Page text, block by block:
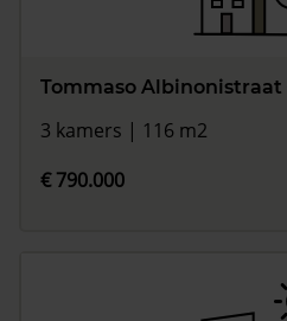
Tommaso Albinonistraat
3 kamers | 116 m2
€ 790.000